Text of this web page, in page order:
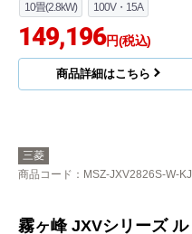
10畳(2.8kW) 100V・15A
149,196円(税込)
商品詳細はこちら
三菱
商品コード ：MSZ-JXV2826S-W-KJ